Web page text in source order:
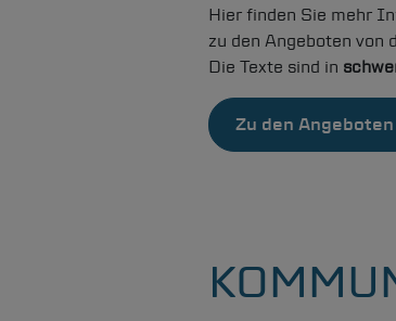
Hier finden Sie mehr
zu den Angeboten von
Die Texte sind in
Zu den Angeboten